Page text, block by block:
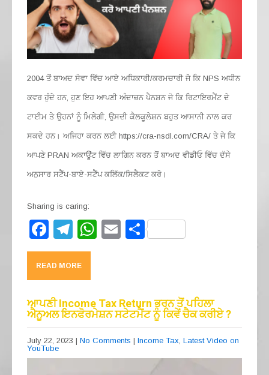
2004 ਤੋਂ ਬਾਅਦ ਸੇਵਾ ਵਿੱਚ ਆਏ ਅਧਿਕਾਰੀ/ਕਰਮਚਾਰੀ ਜੋ ਕਿ NPS ਅਧੀਨ
ਕਵਰ ਹੁੰਦੇ ਹਨ, ਹੁਣ ਇਹ ਆਪਣੀ ਅੰਦਾਜ਼ਨ ਪੈਨਸ਼ਨ ਜੋ ਕਿ ਰਿਟਾਇਰਮੈਂਟ ਦੇ
ਟਾਈਮ ਤੇ ਉਹਨਾਂ ਨੂੰ ਮਿਲੇਗੀ, ਉਸਦੀ ਕੈਲਕੂਲੇਸ਼ਨ ਬਹੁਤ ਆਸਾਨੀ ਨਾਲ ਕਰ
ਸਕਦੇ ਹਨ। ਅਜਿਹਾ ਕਰਨ ਲਈ https://cra-nsdl.com/CRA/ ਤੇ ਜੇ ਕਿ
ਆਪਣੇ PRAN ਅਕਾਊਂਟ ਵਿੱਚ ਲਾਗਿਨ ਕਰਨ ਤੋਂ ਬਾਅਦ ਵੀਡੀਓ ਵਿੱਚ ਦੱਸੇ
ਅਨੁਸਾਰ ਸਟੈੱਪ-ਬਾਏ-ਸਟੈੱਪ ਕਲਿੱਕ/ਸਿਲੈਕਟ ਕਰੋ।
Sharing is caring:
F
a
c
e
b
o
o
k
T
el
e
gr
a
m
W
A
p
p
E S
READ MORE
ਆਪਣੀ Income Tax Return ਭਰਨ ਤੋਂ ਪਹਿਲਾ
ਐਨੂਅਲ ਇਨਫੋਰਮੇਸ਼ਨ ਸਟੇਟਮੈਂਟ ਨੂੰ ਕਿਵੇਂ ਚੈਕ ਕਰੀਏ ?
July 22, 2023 | No Comments | Income Tax, Latest Video on
YouTube